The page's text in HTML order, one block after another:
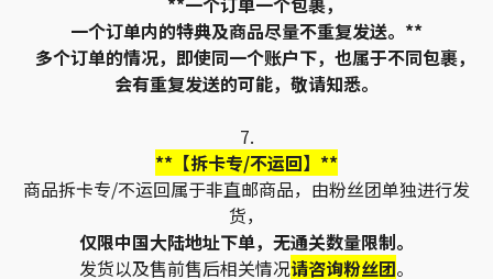
一个订单内的特典及商品尽量不重复发送。**
多个订单的情况，即使同一个账户下，也属于不同包裹，
会有重复发送的可能，敬请知悉。
7.
**【拆卡专/不运回】**
商品拆卡专/不运回属于非直邮商品，由粉丝团单独进行发
货，
仅限中国大陆地址下单，无通关数量限制。
发货以及售前售后相关情况请咨询粉丝团。